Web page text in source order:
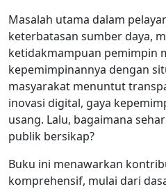
Masalah utama dalam
keterbatasan sumber daya,
ketidakmampuan pemimpin
kepemimpinannya dengan
masyarakat menuntut
inovasi digital, gaya
usang. Lalu, bagaimana
publik bersikap?
Buku ini menawarkan
komprehensif, mulai dari